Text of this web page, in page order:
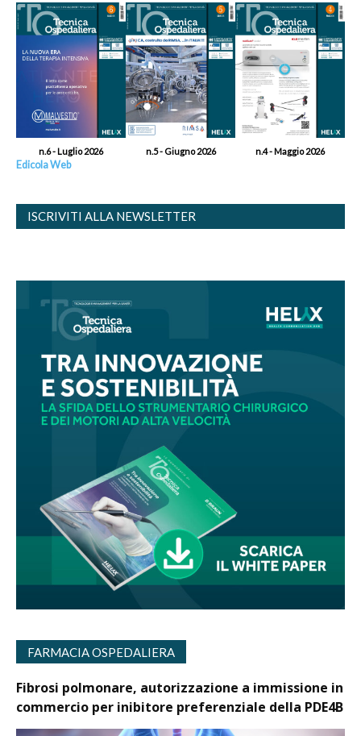
n.6 - Luglio 2026 n.5 - Giugno 2026 n.4 - Maggio 2026
Edicola Web
ISCRIVITI ALLA NEWSLETTER
FARMACIA OSPEDALIERA
Fibrosi polmonare, autorizzazione a immissione in
commercio per inibitore preferenziale della PDE4B